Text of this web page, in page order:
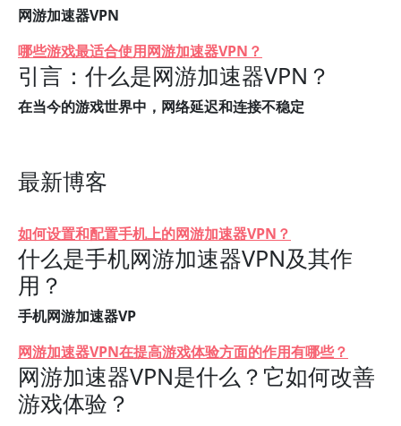
网游加速器VPN
哪些游戏最适合使用网游加速器VPN？
引言：什么是网游加速器VPN？
在当今的游戏世界中，网络延迟和连接不稳定
最新博客
如何设置和配置手机上的网游加速器VPN？
什么是手机网游加速器VPN及其作
用？
手机网游加速器VP
网游加速器VPN在提高游戏体验方面的作用有哪些？
网游加速器VPN是什么？它如何改善
游戏体验？